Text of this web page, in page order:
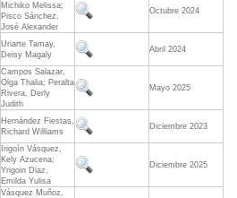
Michiko Melissa;
Pisco Sánchez,
José Alexander
Octubre 2024
Uriarte Tamay,
Deisy Magaly
Abril 2024
Campos Salazar,
Olga Thalia; Peralta
Rivera, Derly
Judith
Mayo 2025
Hernández Fiestas,
Richard Williams
Diciembre 2023
Irigoín Vásquez,
Kely Azucena;
Yrigoin Diaz,
Emilda Yulisa
Diciembre 2025
Vásquez Muñoz,